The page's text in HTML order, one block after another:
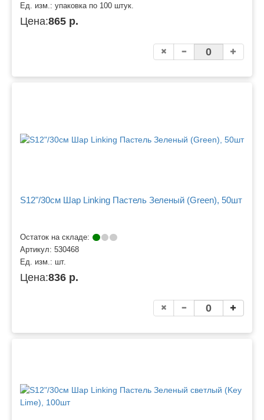
Ед. изм.: упаковка по 100 штук.
Цена:865 р.
S12"/30см Шар Linking Пастель Зеленый (Green), 50шт
Остаток на складе:
Артикул: 530468
Ед. изм.: шт.
Цена:836 р.